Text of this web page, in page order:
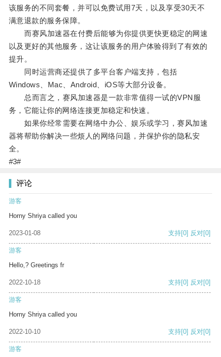
该服务的不同套餐，并可以免费试用7天，以及享受30天不
满意退款的服务保障。
而赛风加速器在付费后能够为你提供更快更稳定的网速
以及更好的其他服务，这让该服务的用户体验得到了有效的
提升。
同时运营商还提供了多平台客户端支持，包括
Windows、Mac、Android、iOS等大部分设备。
总而言之，赛风加速器是一款非常值得一试的VPN服
务，它能让你的网络连接更加稳定和快速。
如果你经常需要在网络中办公、娱乐或学习，赛风加速
器将帮助你解决一些烦人的网络问题，并保护你的隐私安
全。
#3#
评论
游客
Horny Shriya called you
2023-01-08 支持[0] 反对[0]
游客
Hello,? Greetings fr
2022-10-18 支持[0] 反对[0]
游客
Horny Shriya called you
2022-10-10 支持[0] 反对[0]
游客